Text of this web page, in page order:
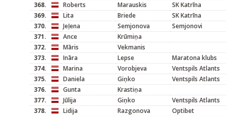
368.
Roberts Marauskis
SK Katrīna
369.
Lita Briede
SK Katrīna
370.
Jeļena Semjonova
Semjonovi
371.
Ance
Krūmiņa
372.
Māris
Vekmanis
373.
Ināra Lepse
Maratona klubs
374.
Marina Vorobjeva
Ventspils Atlants
375.
Daniela Giņko
Ventspils Atlants
376.
Gunta
Krastiņa
377.
Jūlija Giņko
Ventspils Atlants
378.
Lidija Razgonova
Optibet